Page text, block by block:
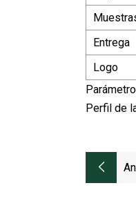
Entrega
Logo
Perfil de